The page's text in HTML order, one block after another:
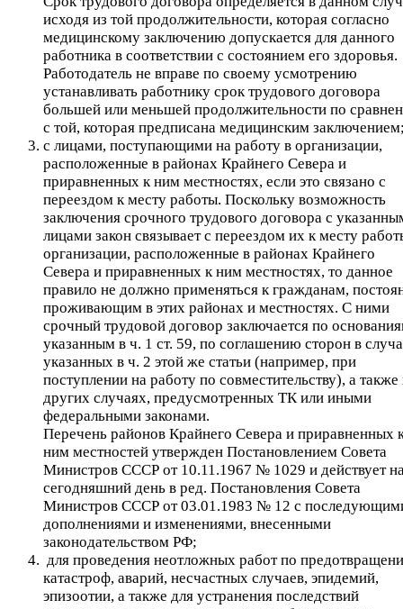
исходя из той продолжительности, которая согласно
медицинскому заключению допускается для данного
работника в соответствии с состоянием его здоровья.
Работодатель не вправе по своему усмотрению
устанавливать работнику срок трудового договора
большей или меньшей продолжительности по
с той, которая предписана медицинским
с лицами, поступающими на работу в организации,
расположенные в районах Крайнего Севера и
приравненных к ним местностях, если это связано с
переездом к месту работы. Поскольку возможность
заключения срочного трудового договора с
лицами закон связывает с переездом их к месту
организации, расположенные в районах Крайнего
Севера и приравненных к ним местностях, то данное
правило не должно применяться к гражданам,
проживающим в этих районах и местностях. С ними
срочный трудовой договор заключается по
указанным в ч. 1 ст. 59, по соглашению сторон в
указанных в ч. 2 этой же статьи (например, при
поступлении на работу по совместительству), а также
других случаях, предусмотренных ТК или иными
федеральными законами.
Перечень районов Крайнего Севера и приравненных
ним местностей утвержден Постановлением Совета
Министров СССР от 10.11.1967 № 1029 и действует
сегодняшний день в ред. Постановления Совета
Министров СССР от 03.01.1983 № 12 с
дополнениями и изменениями, внесенными
законодательством РФ;
для проведения неотложных работ по
катастроф, аварий, несчастных случаев, эпидемий,
эпизоотии, а также для устранения последствий